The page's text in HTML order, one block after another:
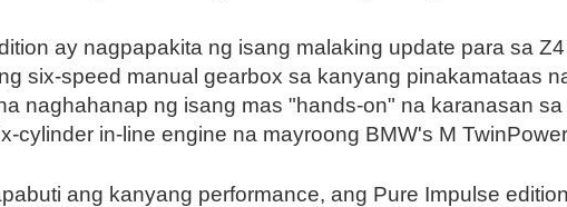
ay nagpapakita ng isang malaking update para sa
six-speed manual gearbox sa kanyang pinakamataas
naghahanap ng isang mas "hands-on" na karanasan
cylinder in-line engine na mayroong BMW's M
ang kanyang performance, ang Pure Impulse